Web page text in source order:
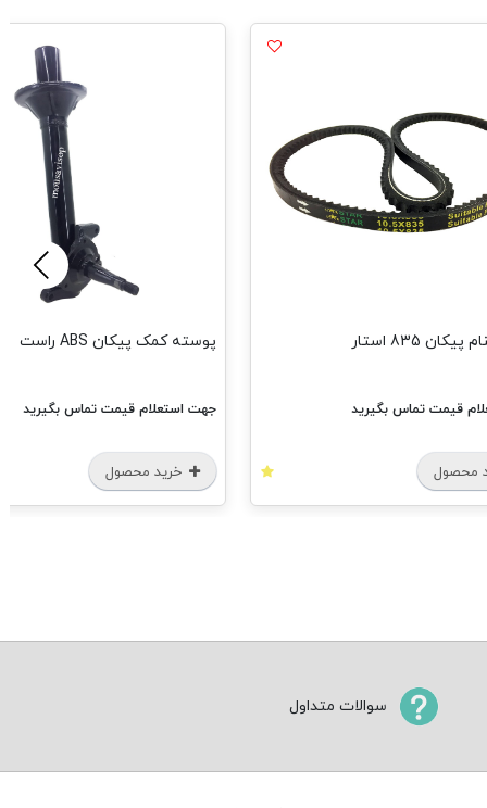
835 استار
قیمت تماس بگیرید
محصول
پوسته کمک پیکان ABS راست
جهت استعلام قیمت تماس بگیرید
خرید محصول
سوالات متداول